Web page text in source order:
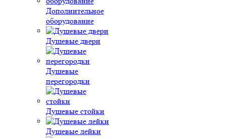
Дополнительное
оборудование
Душевые двери
Душевые
перегородки
Душевые стойки
Душевые лейки